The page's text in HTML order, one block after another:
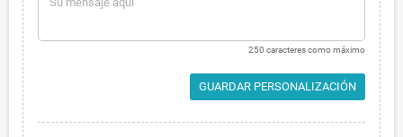
250 caracteres como máximo
GUARDAR PERSONALIZACIÓN